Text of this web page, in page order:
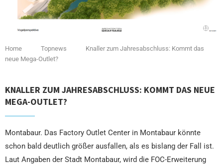
Home Topnews
Knaller zum Jahresabschluss: Kommt das
neue Mega-Outlet?
KNALLER ZUM JAHRESABSCHLUSS: KOMMT DAS NEUE
MEGA-OUTLET?
Montabaur. Das Factory Outlet Center in Montabaur könnte
schon bald deutlich größer ausfallen, als es bislang der Fall ist.
Laut Angaben der Stadt Montabaur, wird die FOC-Erweiterung